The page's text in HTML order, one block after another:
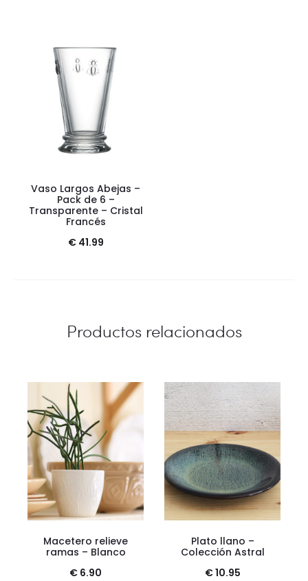
Vaso Largos Abejas –
Pack de 6 –
Transparente – Cristal
Francés
€41.99
Productos relacionados
Macetero relieve
ramas – Blanco
€ 6.90
Plato llano –
Colección Astral
€10.95